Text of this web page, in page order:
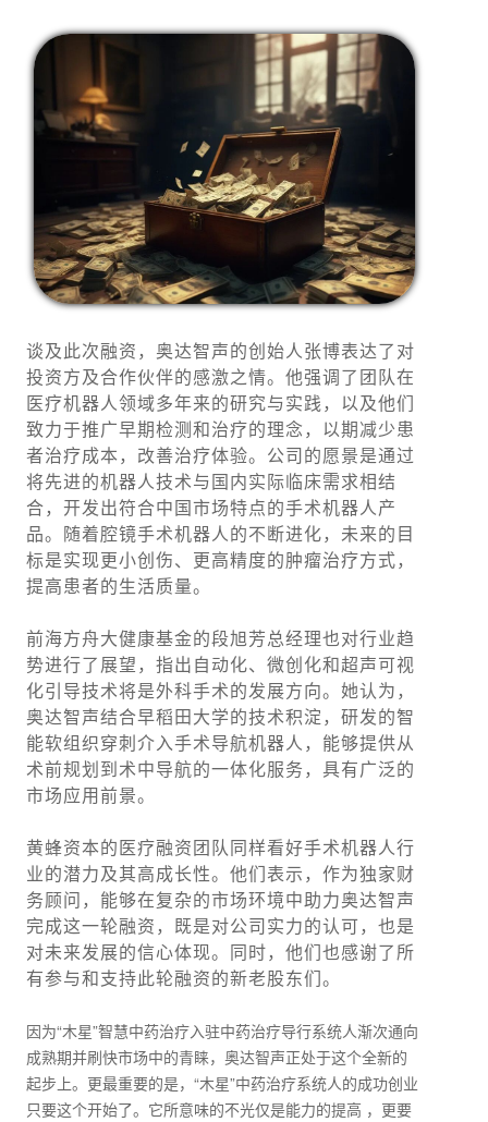
谈及此次融资，奥达智声的创始人张博表达了对
投资方及合作伙伴的感激之情。他强调了团队在
医疗机器人领域多年来的研究与实践，以及他们
致力于推广早期检测和治疗的理念，以期减少患
者治疗成本，改善治疗体验。公司的愿景是通过
将先进的机器人技术与国内实际临床需求相结
合，开发出符合中国市场特点的手术机器人产
品。随着腔镜手术机器人的不断进化，未来的目
标是实现更小创伤、更高精度的肿瘤治疗方式，
提高患者的生活质量。
前海方舟大健康基金的段旭芳总经理也对行业趋
势进行了展望，指出自动化、微创化和超声可视
化引导技术将是外科手术的发展方向。她认为，
奥达智声结合早稻田大学的技术积淀，研发的智
能软组织穿刺介入手术导航机器人，能够提供从
术前规划到术中导航的一体化服务，具有广泛的
市场应用前景。
黄蜂资本的医疗融资团队同样看好手术机器人行
业的潜力及其高成长性。他们表示，作为独家财
务顾问，能够在复杂的市场环境中助力奥达智声
完成这一轮融资，既是对公司实力的认可，也是
对未来发展的信心体现。同时，他们也感谢了所
有参与和支持此轮融资的新老股东们。
因为“木星”智慧中药治疗入驻中药治疗导行系统人渐次通向
成熟期并刷快市场中的青睐，奥达智声正处于这个全新的
起步上。更最重要的是，“木星”中药治疗系统人的成功创业
只要这个开始了。它所意味的不光仅是能力的提高 ，更要